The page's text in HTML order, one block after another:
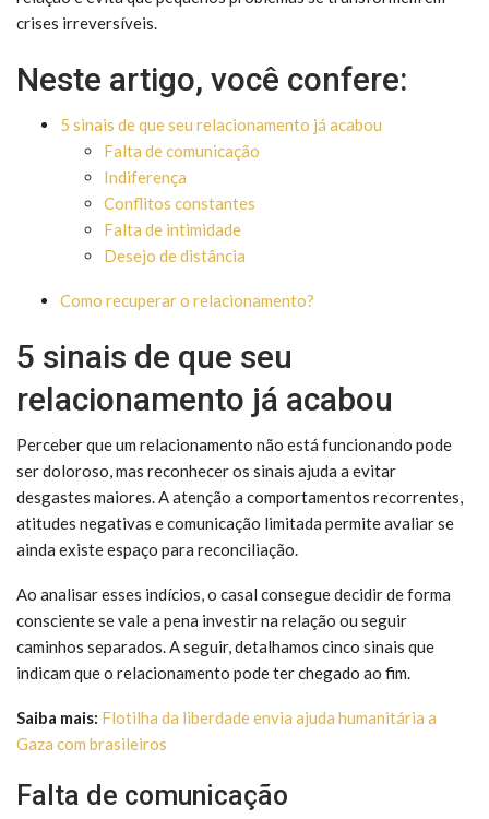
crises irreversíveis.
Neste artigo, você confere:
5 sinais de que seu relacionamento já acabou
Falta de comunicação
Indiferença
Conflitos constantes
Falta de intimidade
Desejo de distância
Como recuperar o relacionamento?
5 sinais de que seu
relacionamento já acabou
Perceber que um relacionamento não está funcionando pode
ser doloroso, mas reconhecer os sinais ajuda a evitar
desgastes maiores. A atenção a comportamentos recorrentes,
atitudes negativas e comunicação limitada permite avaliar se
ainda existe espaço para reconciliação.
Ao analisar esses indícios, o casal consegue decidir de forma
consciente se vale a pena investir na relação ou seguir
caminhos separados. A seguir, detalhamos cinco sinais que
indicam que o relacionamento pode ter chegado ao fim.
Saiba mais: Flotilha da liberdade envia ajuda humanitária a
Gaza com brasileiros
Falta de comunicação